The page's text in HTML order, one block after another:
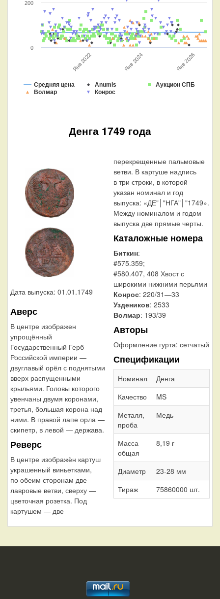
Средняя цена Anumis
Аукцион СПБ
Волмар
Конрос
Янв 2022 Янв 2024 Янв 2026
0
200
Денга 1749 года
Дата выпуска: 01.01.1749
Аверс
В центре изображен
упрощённый
Государственный Герб
Российской империи —
двуглавый орёл с поднятыми
вверх распущенными
крыльями. Головы которого
увенчаны двумя коронами,
третья, большая корона над
ними. В правой лапе орла —
скипетр, в левой — держава.
Реверс
В центре изображён картуш
украшенный виньетками,
по обеим сторонам две
лавровые ветви, сверху —
цветочная розетка. Под
картушем — две
перекрещенные пальмовые
ветви. В картуше надпись
в три строки, в которой
указан номинал и год
выпуска: «ДЕ"│"НГА"│"1749».
Между номиналом и годом
выпуска две прямые черты.
Каталожные номера
Биткин:
#575.359;
#580.407, 408 Хвост с
широкими нижними перьями
Конрос: 220/31—33
Уздеников: 2533
Волмар: 193/39
Авторы
Оформление гурта: сетчатый
Спецификации
Номинал
Денга
Качество
MS
Металл,
проба
Медь
Масса
общая
8,19 г
Диаметр
23-28 мм
Тираж
75860000 шт.